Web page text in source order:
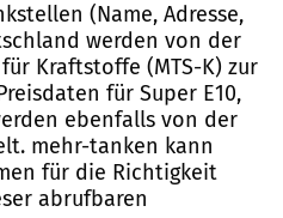
(Name, Adresse,
werden von der
Kraftstoffe (MTS-K) zur
für Super E10,
ebenfalls von der
mehr-tanken kann
für die Richtigkeit
abrufbaren